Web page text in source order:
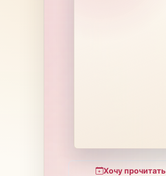
Хочу прочитать